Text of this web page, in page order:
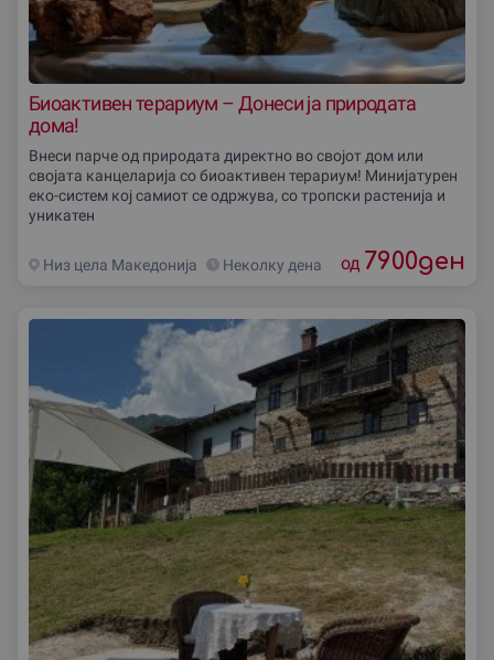
Биоактивен терариум – Донеси ја природата
дома!
Внеси парче од природата директно во својот дом или
своjата канцелариjа со биоактивен терариум! Минијатурен
еко-систем кој самиот се одржува, со тропски растенија и
уникатен
Низ цела Македониjа Неколку дена од 7900ден